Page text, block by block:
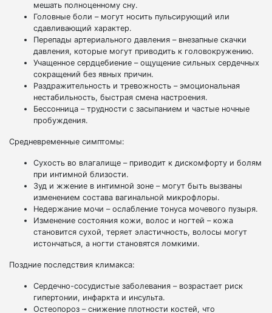
мешать полноценному сну.
Головные боли – могут носить пульсирующий или
сдавливающий характер.
Перепады артериального давления – внезапные скачки
давления, которые могут приводить к головокружению.
Учащенное сердцебиение – ощущение сильных сердечных
сокращений без явных причин.
Раздражительность и тревожность – эмоциональная
нестабильность, быстрая смена настроения.
Бессонница – трудности с засыпанием и частые ночные
пробуждения.
Средневременные симптомы:
Сухость во влагалище – приводит к дискомфорту и болям
при интимной близости.
Зуд и жжение в интимной зоне – могут быть вызваны
изменением состава вагинальной микрофлоры.
Недержание мочи – ослабление тонуса мочевого пузыря.
Изменение состояния кожи, волос и ногтей – кожа
становится сухой, теряет эластичность, волосы могут
истончаться, а ногти становятся ломкими.
Поздние последствия климакса:
Сердечно-сосудистые заболевания – возрастает риск
гипертонии, инфаркта и инсульта.
Остеопороз – снижение плотности костей, что